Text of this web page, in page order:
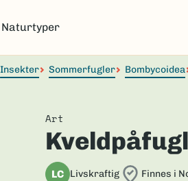
Naturtyper
Insekter Sommerfugler Bombycoidea
Art
LC Livskraftig Finnes i